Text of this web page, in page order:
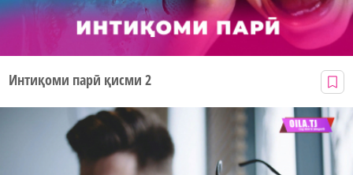
Интиқоми парӣ қисми 2